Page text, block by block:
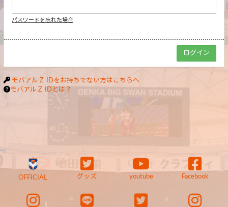
パスワードを忘れた場合
モバアルＺ IDをお持ちでない方はこちらへ
モバアルＺ IDとは？
OFFICIAL グッズ youtube Facebook